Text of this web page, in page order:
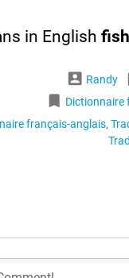
in English
account_box Randy
bookmark Dictionnaire
français-anglais,